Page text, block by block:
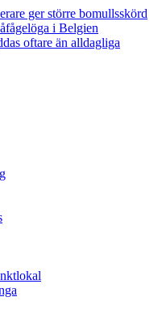
ger större bomullsskörd
i Belgien
oftare än alldagliga